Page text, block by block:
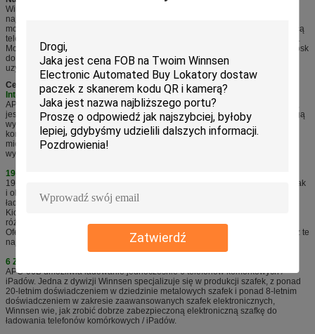
Zatwierdź
Winnsen nie produkuje prostej tradycyjnej stacji ładującej telefon, jest to
najbardziej zaawansowany uniwersalny mobilny kiosk do ładowania.
mobilnym kiosku do ładowania Winnsen możesz zarabiać nie tylko za pomocą
telefonu komórkowego, ale także zarabiać na reklamie na wyświetlaczu LCD.
Możesz odsprzedać ten mobilny kiosk do ładowania, wypożyczyć mobilny kiosk
do ładowania lub obsługiwać mobilny kiosk do ładowania, aby samemu
uzyskać przychody.
Cechy:
Interfejs dla wielu języków
APC-06B może mieć różne instracje obsługi języka w interfejsie użytkownika,
jest także wyposażony w opcję wyświetlania wielu języków. Użytkownicy mogą
wybierać swoje ojczyste języki, zanim zaczną pobierać lub pobierać telefony
komórkowe. Te zalety sprawiają, że jest on szczególnie popularny w
międzynarodowych lokalizacjach, takich jak lotnisko, międzynarodowa
wystawa, duże imprezy itp.
19-calowy ekran dotykowy
19-calowy ekran dotykowy wyświetla instrukcje obsługi zarówno w tekstach jak
i obrazkach, użytkownik może z łatwością zrozumieć, jak operować na
ładowaniu telefonu komórkowego Winnsen
Kiosk.
różnych krajów lubią ładować swój telefon komórkowy w kiosku Winnsen.
Oferuje użytkownikowi doskonałe wrażenia użytkownika, mile widziane przez te
najlepsze lokalizacje.
6 Zabezpieczone szafki elektroniczne
APC-06B umożliwia ładowanie jednocześnie 6 telefonów komórkowych /
iPadów. Jedna z dywizji Winnsen specjalizuje się w produkcji szafek, z ponad
20-letnim doświadczeniem w dziedzinie metalowych szafek i ponad 8-letnim
doświadczeniem w zakresie zaawansowanych szafek elektronicznych,
Winnsen wie, jak zrobić dobrze zabezpieczoną elektroniczną szafkę do
ładowania telefonów komórkowych / iPadów.